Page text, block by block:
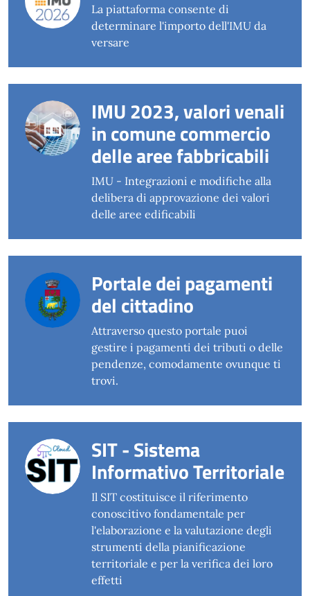
La piattaforma consente di
determinare l'importo dell'IMU da
versare
IMU 2023, valori venali
in comune commercio
delle aree fabbricabili
IMU - Integrazioni e modifiche alla
delibera di approvazione dei valori
delle aree edificabili
Portale dei pagamenti
del cittadino
Attraverso questo portale puoi
gestire i pagamenti dei tributi o delle
pendenze, comodamente ovunque ti
trovi.
SIT - Sistema
Informativo Territoriale
Il SIT costituisce il riferimento
conoscitivo fondamentale per
l'elaborazione e la valutazione degli
strumenti della pianificazione
territoriale e per la verifica dei loro
effetti